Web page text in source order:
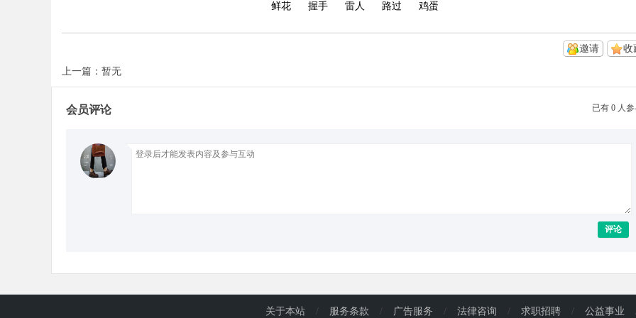
鲜花 握手 雷人 路过 鸡蛋
收
邀请
上一篇：暂无
已有 0 人
会员评论
评论
关于本站 / 服务条款 / 广告服务 / 法律咨询 / 求职招聘 / 公益事业